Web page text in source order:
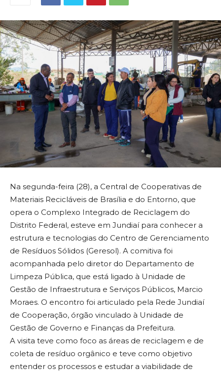
Na segunda-feira (28), a Central de Cooperativas de
Materiais Recicláveis de Brasília e do Entorno, que
opera o Complexo Integrado de Reciclagem do
Distrito Federal, esteve em Jundiaí para conhecer a
estrutura e tecnologias do Centro de Gerenciamento
de Resíduos Sólidos (Geresol). A comitiva foi
acompanhada pelo diretor do Departamento de
Limpeza Pública, que está ligado à Unidade de
Gestão de Infraestrutura e Serviços Públicos, Marcio
Moraes. O encontro foi articulado pela Rede Jundiaí
de Cooperação, órgão vinculado à Unidade de
Gestão de Governo e Finanças da Prefeitura.
A visita teve como foco as áreas de reciclagem e de
coleta de resíduo orgânico e teve como objetivo
entender os processos e estudar a viabilidade de